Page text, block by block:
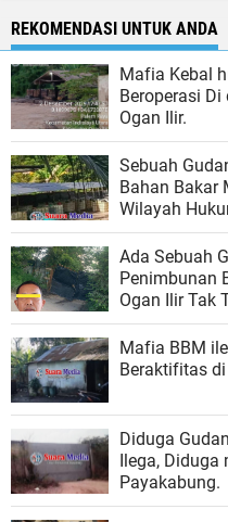
REKOMENDASI UNTUK ANDA
Mafia Kebal
Beroperasi Di
Ogan Ilir.
Sebuah
Bahan Bakar
Wilayah
Ada Sebuah
Penimbunan
Ogan Ilir Tak
Mafia BBM
Beraktifitas
Diduga
Ilega, Diduga
Payakabung.